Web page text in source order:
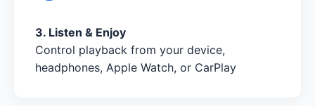
3. Listen & Enjoy
Control playback from your device,
headphones, Apple Watch, or CarPlay